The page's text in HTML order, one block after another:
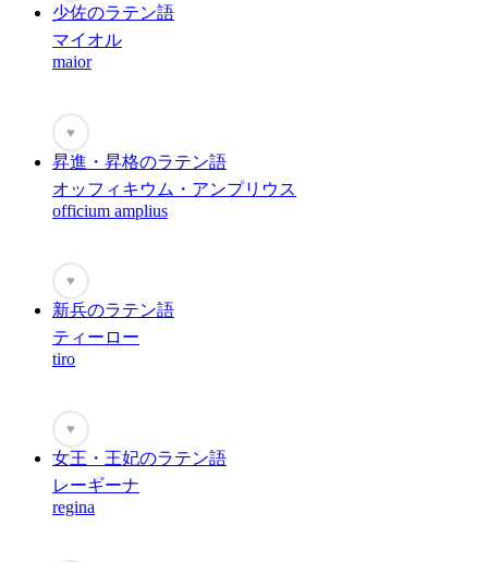
少佐のラテン語
マイオル
maior
♥
昇進・昇格のラテン語
オッフィキウム・アンプリウス
officium amplius
♥
新兵のラテン語
ティーロー
tiro
♥
女王・王妃のラテン語
レーギーナ
regina